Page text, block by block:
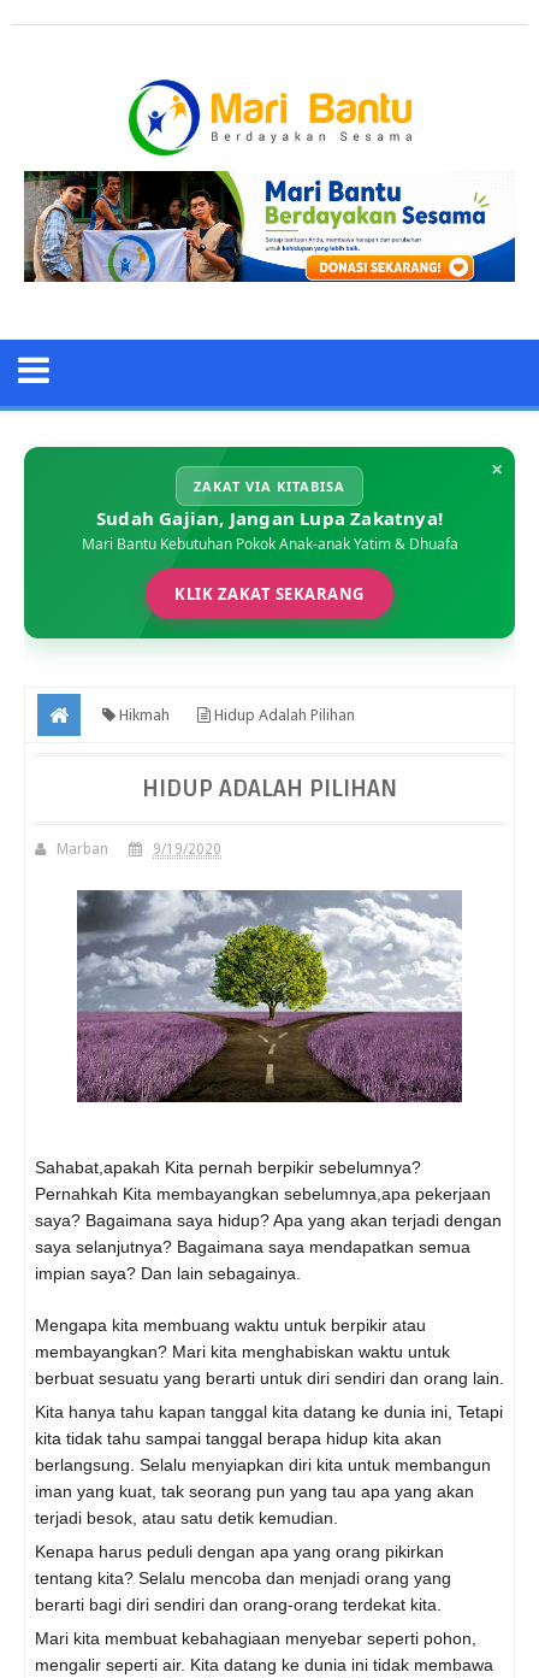
×
ZAKAT VIA KITABISA
Sudah Gajian, Jangan Lupa Zakatnya!
Mari Bantu Kebutuhan Pokok Anak-anak Yatim & Dhuafa
KLIK ZAKAT SEKARANG
Hikmah Hidup Adalah Pilihan
HIDUP ADALAH PILIHAN
Marban 9/19/2020
Sahabat,apakah Kita pernah berpikir sebelumnya?
Pernahkah Kita membayangkan sebelumnya,apa pekerjaan
saya? Bagaimana saya hidup? Apa yang akan terjadi dengan
saya selanjutnya? Bagaimana saya mendapatkan semua
impian saya? Dan lain sebagainya.
Mengapa kita membuang waktu untuk berpikir atau
membayangkan? Mari kita menghabiskan waktu untuk
berbuat sesuatu yang berarti untuk diri sendiri dan orang lain.
Kita hanya tahu kapan tanggal kita datang ke dunia ini, Tetapi
kita tidak tahu sampai tanggal berapa hidup kita akan
berlangsung. Selalu menyiapkan diri kita untuk membangun
iman yang kuat, tak seorang pun yang tau apa yang akan
terjadi besok, atau satu detik kemudian.
Kenapa harus peduli dengan apa yang orang pikirkan
tentang kita? Selalu mencoba dan menjadi orang yang
berarti bagi diri sendiri dan orang-orang terdekat kita.
Mari kita membuat kebahagiaan menyebar seperti pohon,
mengalir seperti air. Kita datang ke dunia ini tidak membawa